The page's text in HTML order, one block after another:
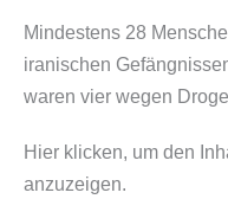
Mindestens 28
iranischen
waren vier wegen
„“Iran
Human
Rights
Hier klicken, um den
anzuzeigen.